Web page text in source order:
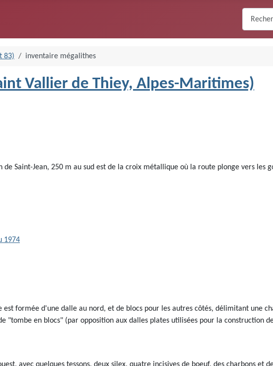
83) inventaire mégalithes
Vallier de Thiey, Alpes-Maritimes)
Saint-Jean, 250 m au sud est de la croix métallique où la route plonge vers les
formée d'une dalle au nord, et de blocs pour les autres côtés, délimitant une
"tombe en blocs" (par opposition aux dalles plates utilisées pour la construction